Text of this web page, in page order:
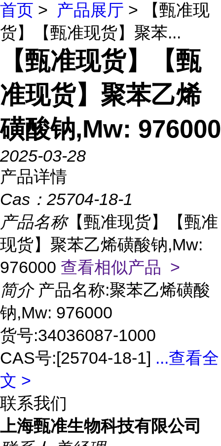
首页 > 产品展厅 > 【甄准现
货】【甄准现货】聚苯...
【甄准现货】【甄
准现货】聚苯乙烯
磺酸钠,Mw: 976000
2025-03-28
产品详情
Cas： 25704-18-1
产品名称【甄准现货】【甄准
现货】聚苯乙烯磺酸钠,Mw:
976000 查看相似产品 >
简介 产品名称:聚苯乙烯磺酸
钠,Mw: 976000
货号:34036087-1000
CAS号:[25704-18-1] ...查看全
文 >
联系我们
上海甄准生物科技有限公司